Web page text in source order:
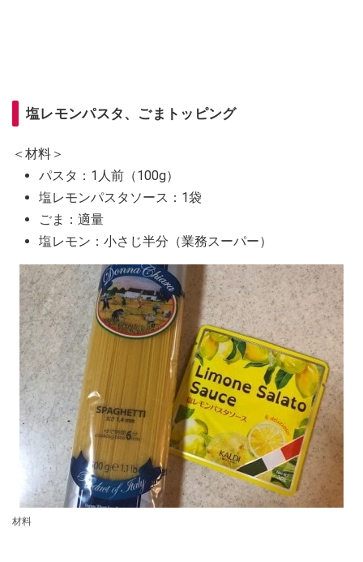
塩レモンパスタ、ごまトッピング
＜材料＞
パスタ：1人前（100g）
塩レモンパスタソース：1袋
ごま：適量
塩レモン：小さじ半分（業務スーパー）
材料